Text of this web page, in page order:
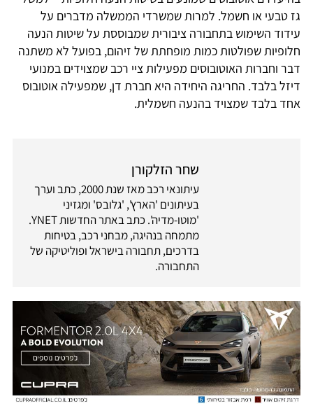
גז טבעי או חשמל. למרות שמשרדי הממשלה מדברים על
עידוד השימוש בתחבורה ציבורית שמבוססת על שיטות הנעה
חלופיות שפולטות כמות מופחתת של זיהום, בפועל לא משתנה
דבר וחברות האוטובוסים מפעילות ציי רכב שמצוידים במנועי
דיזל בלבד. החריגה היחידה היא חברת דן, שמפעילה אוטובוס
אחד בלבד שמצויד בהנעה חשמלית.
שחר הזלקורן
עיתונאי רכב מאז שנת 2000, כתב וערך
בעיתונים 'הארץ', 'גלובס' ומגזיני
'מוטו-מדיה'. כתב באתר החדשות YNET.
מתמחה בנהיגה, מבחני רכב, בטיחות
בדרכים, תחבורה בישראל ופוליטיקה של
התחבורה.